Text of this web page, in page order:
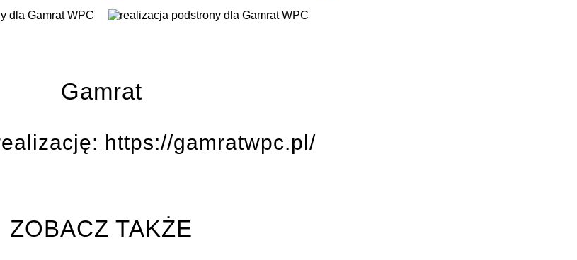
Gamrat
https://gamratwpc.pl/
ZOBACZ TAKŻE